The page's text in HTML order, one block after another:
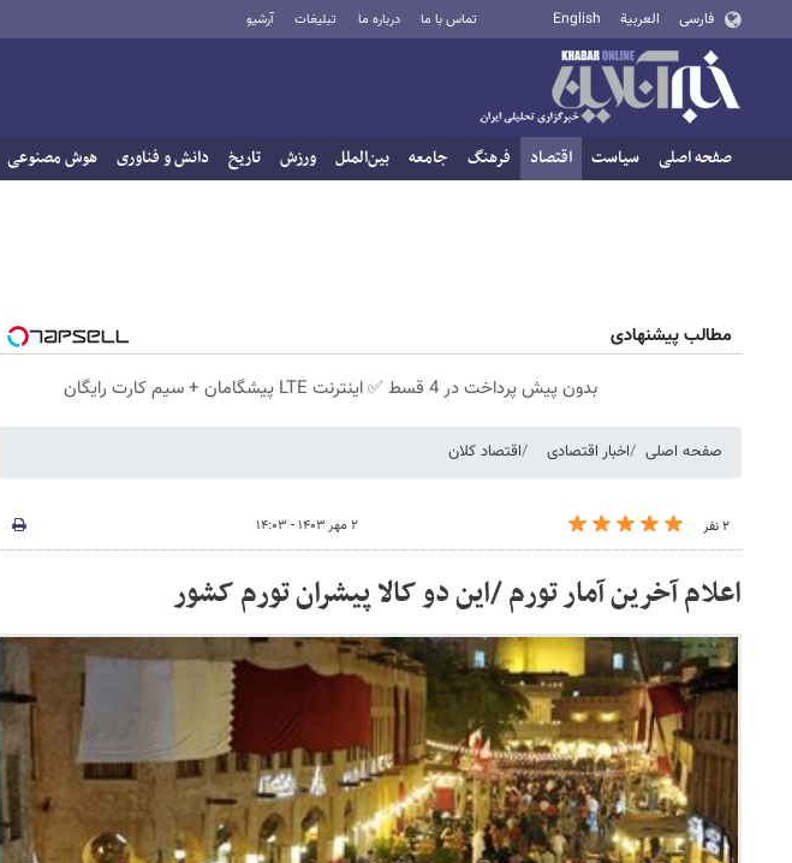
فارسی العربية English تماس با ما درباره ما تبلیغات آرشیو
صفحه اصلی سیاست اقتصاد فرهنگ جامعه بین‌الملل ورزش تاریخ دانش و فناوری هوش مصنوعی
مطالب پیشنهادی
بدون پیش پرداخت در 4 قسط ✅ اینترنت LTE پیشگامان + سیم کارت رایگان
صفحه اصلی اخبار اقتصادی اقتصاد کلان
۲ نفر ۲ مهر ۱۴۰۳ - ۱۴:۰۳
اعلام آخرین آمار تورم /این دو کالا پیشران تورم کشور